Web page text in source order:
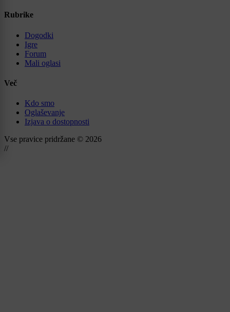
Rubrike
Dogodki
Igre
Forum
Mali oglasi
Več
Kdo smo
Oglaševanje
Izjava o dostopnosti
Vse pravice pridržane © 2026
//